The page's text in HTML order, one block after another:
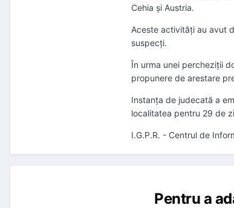
Cehia şi Austria.
Aceste activităţi au avut
suspecţi.
În urma unei percheziţii
propunere de arestare
Instanţa de judecată a
localitatea pentru 29 de
I.G.P.R. - Centrul de
Pentru a